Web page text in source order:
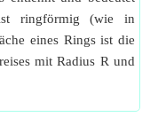
ringförmig (wie in
eines Rings ist die
mit Radius R und